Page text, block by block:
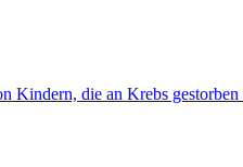
Kindern, die an Krebs gestorben